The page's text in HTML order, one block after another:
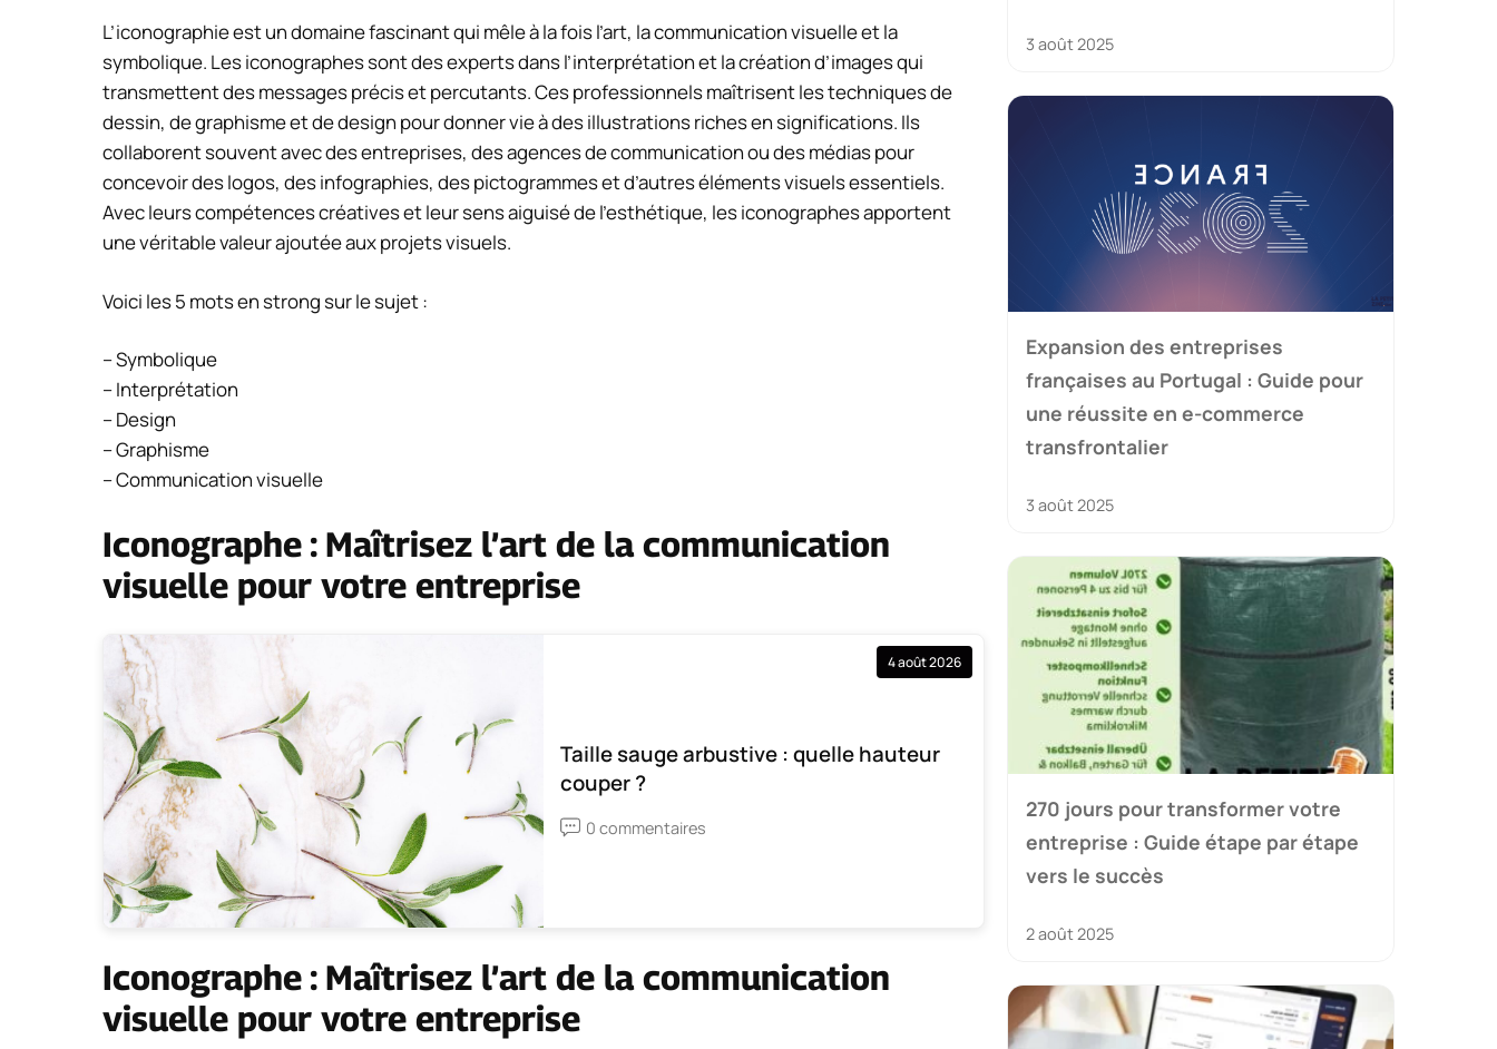
L’iconographie est un domaine fascinant qui mêle à la fois l’art, la communication visuelle et la
symbolique. Les iconographes sont des experts dans l’interprétation et la création d’images qui
transmettent des messages précis et percutants. Ces professionnels maîtrisent les techniques de
dessin, de graphisme et de design pour donner vie à des illustrations riches en significations. Ils
collaborent souvent avec des entreprises, des agences de communication ou des médias pour
concevoir des logos, des infographies, des pictogrammes et d’autres éléments visuels essentiels.
Avec leurs compétences créatives et leur sens aiguisé de l’esthétique, les iconographes apportent
une véritable valeur ajoutée aux projets visuels.
Voici les 5 mots en strong sur le sujet :
– Symbolique
– Interprétation
– Design
– Graphisme
– Communication visuelle
Iconographe : Maîtrisez l’art de la communication
visuelle pour votre entreprise
4 août 2026
Taille sauge arbustive : quelle hauteur
couper ?
0 commentaires
Iconographe : Maîtrisez l’art de la communication
visuelle pour votre entreprise
3 août 2025
Expansion des entreprises
françaises au Portugal : Guide pour
une réussite en e-commerce
transfrontalier
3 août 2025
270 jours pour transformer votre
entreprise : Guide étape par étape
vers le succès
2 août 2025